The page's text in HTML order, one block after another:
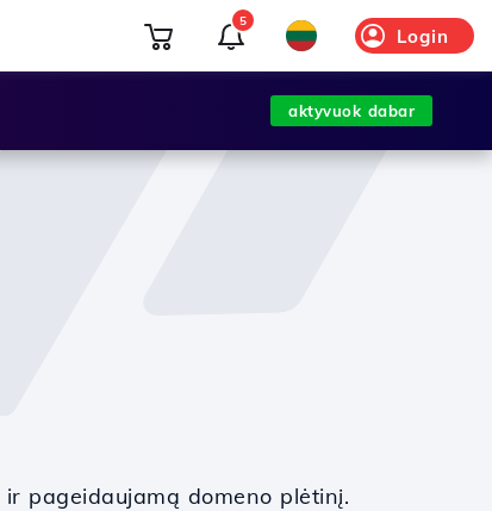
Login
5
aktyvuok dabar
pageidaujamą domeno plėtinį.